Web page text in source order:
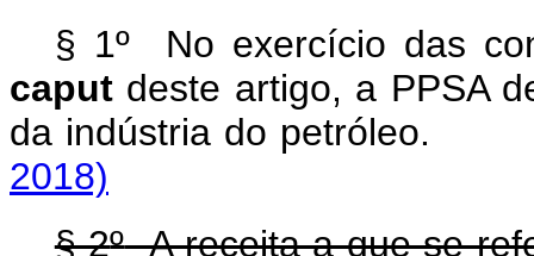
§ 1º No exercício das
caput deste artigo, a PPSA
da indústria do
2018)
§ 2ºA receita a que se